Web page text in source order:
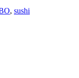
, sushi